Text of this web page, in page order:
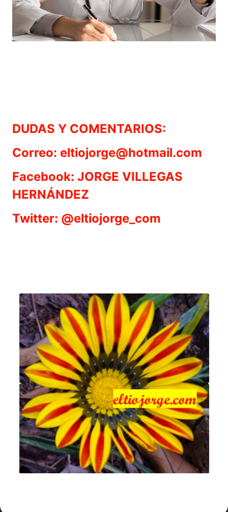
DUDAS Y COMENTARIOS:
Correo: eltiojorge@hotmail.com
Facebook: JORGE VILLEGAS
HERNÁNDEZ
Twitter: @eltiojorge_com